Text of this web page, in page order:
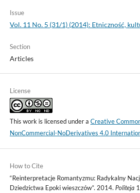
Issue
Vol. 11 No. 5 (31/1) (2014): Etniczność,
Section
Articles
License
This work is licensed under a Creative
NonCommercial-NoDerivatives 4.0
How to Cite
“Reinterpretacje Romantyzmu: Radykalny
Dziedzictwa Epoki wieszczów”. 2014. Politeja